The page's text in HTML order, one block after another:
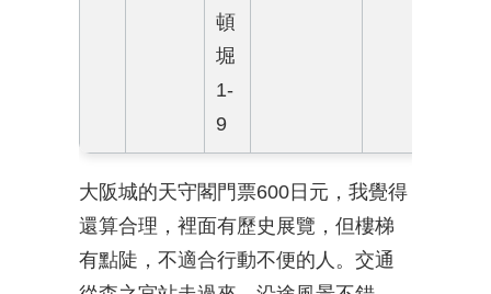
頓
堀
1-
9
大阪城的天守閣門票600日元，我覺得
還算合理，裡面有歷史展覽，但樓梯
有點陡，不適合行動不便的人。交通